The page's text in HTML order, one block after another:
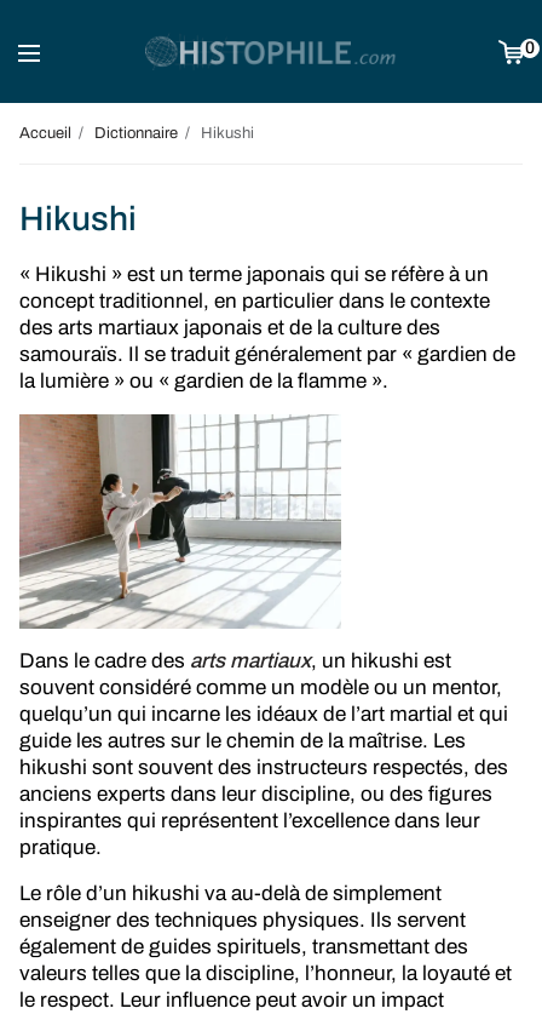
0
Accueil Dictionnaire Hikushi
Hikushi
« Hikushi » est un terme japonais qui se réfère à un
concept traditionnel, en particulier dans le contexte
des arts martiaux japonais et de la culture des
samouraïs. Il se traduit généralement par « gardien de
la lumière » ou « gardien de la flamme ».
Dans le cadre des arts martiaux, un hikushi est
souvent considéré comme un modèle ou un mentor,
quelqu’un qui incarne les idéaux de l’art martial et qui
guide les autres sur le chemin de la maîtrise. Les
hikushi sont souvent des instructeurs respectés, des
anciens experts dans leur discipline, ou des figures
inspirantes qui représentent l’excellence dans leur
pratique.
Le rôle d’un hikushi va au-delà de simplement
enseigner des techniques physiques. Ils servent
également de guides spirituels, transmettant des
valeurs telles que la discipline, l’honneur, la loyauté et
le respect. Leur influence peut avoir un impact